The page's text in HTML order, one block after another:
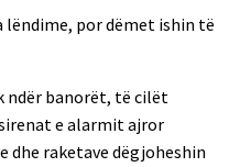
por dëmet ishin të
ndër banorët, të cilët
e alarmit ajror
dhe raketave dëgjoheshin